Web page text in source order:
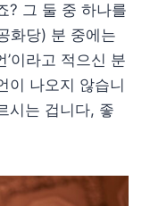
? 그 둘 중 하나를
화당) 분 중에는
’이라고 적으신 분
이 나오지 않습니
시는 겁니다, 좋